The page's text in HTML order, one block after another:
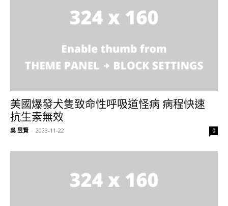
美國爆發犬隻致命性呼吸道怪病 病程快速
抗生素無效
吳 昱賢 - 2023-11-22 0